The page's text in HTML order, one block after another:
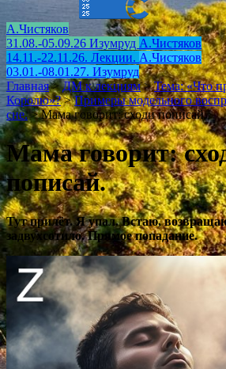
А.Чистяков
31.08.-05.09.26 Изумруд А.Чистяков
14.11.-22.11.26. Лекции. А.Чистяков
03.01.-08.01.27. Изумруд
Главная > ДМ к лекциям > Тема: «Что
Королю»? > Примеры модельного
сне. > Мама говорит: сходи пописай.
Мама говорит:
пописай.
Тут прилëт. Я упал. Встаю,
задвухсотило. Прямое попадание.